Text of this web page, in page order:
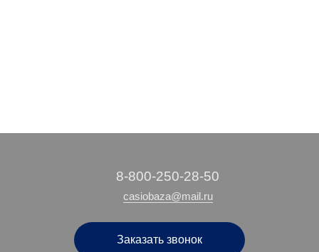
‭8-800-250-28-50
casiobaza@mail.ru
Заказать звонок